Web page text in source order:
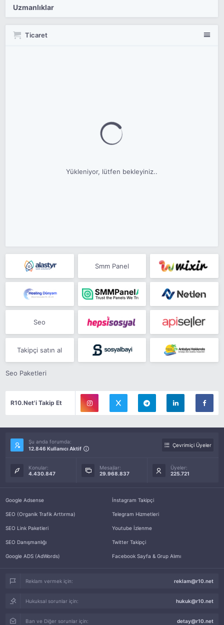
Uzmanlıklar
Ticaret
Yükleniyor, lütfen bekleyiniz..
Smm Panel
Seo
Takipçi satın al
Seo Paketleri
R10.Net'i Takip Et
Şu anda forumda:
12.846 Kullanıcı Aktif
Çevrimiçi Üyeler
Konular:
4.430.847
Mesajlar:
29.968.837
Üyeler:
225.721
Google Adsense
SEO (Organik Trafik Arttırma)
SEO Link Paketleri
SEO Danışmanlığı
Google ADS (AdWords)
İnstagram Takipçi
Telegram Hizmetleri
Youtube İzlenme
Twitter Takipçi
Facebook Sayfa & Grup Alımı
Reklam vermek için: reklam@r10.net
Hukuksal sorunlar için: hukuk@r10.net
Ban ve Diğer sorunlar için: detay@r10.net